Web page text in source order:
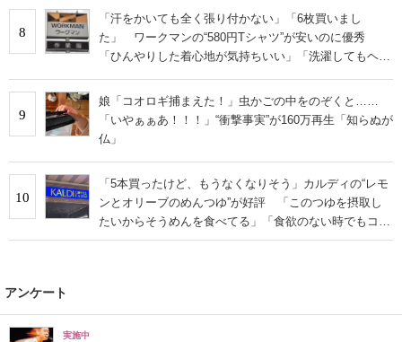
8
「汗をかいても全く張り付かない」「6枚買いまし
た」 ワークマンの“580円Tシャツ”が安いのに優秀
「ひんやりした着心地が気持ちいい」「洗濯してもヘタ
9
娘「コオロギ捕まえた！」虫かごの中をのぞくと……
「いやぁぁあ！！！」“衝撃事実”が160万再生「知らぬが
仏」
10
「5本買ったけど、もうなくなりそう」カルディの“レモ
ンとオリーブのめんつゆ”が好評 「このつゆを摂取し
たいからそうめんを食べてる」「食欲のない時でもコレ
で食べられる」
アンケート
実施中